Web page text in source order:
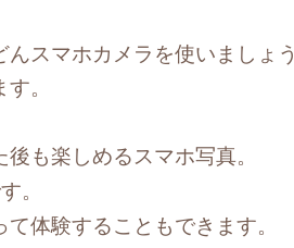
スマホカメラを使いましょう
。
も楽しめるスマホ写真。
。
体験することもできます。